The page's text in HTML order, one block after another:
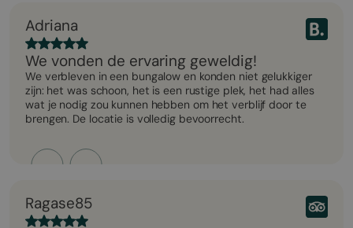
Adriana
We vonden de ervaring geweldig!
We verbleven in een bungalow en konden niet gelukkiger
zijn: het was schoon, het is een rustige plek, het had alles
wat je nodig zou kunnen hebben om het verblijf door te
brengen. De locatie is volledig bevoorrecht.
Ragase85